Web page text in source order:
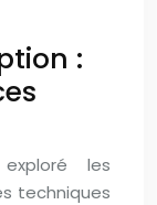
:
les
techniques